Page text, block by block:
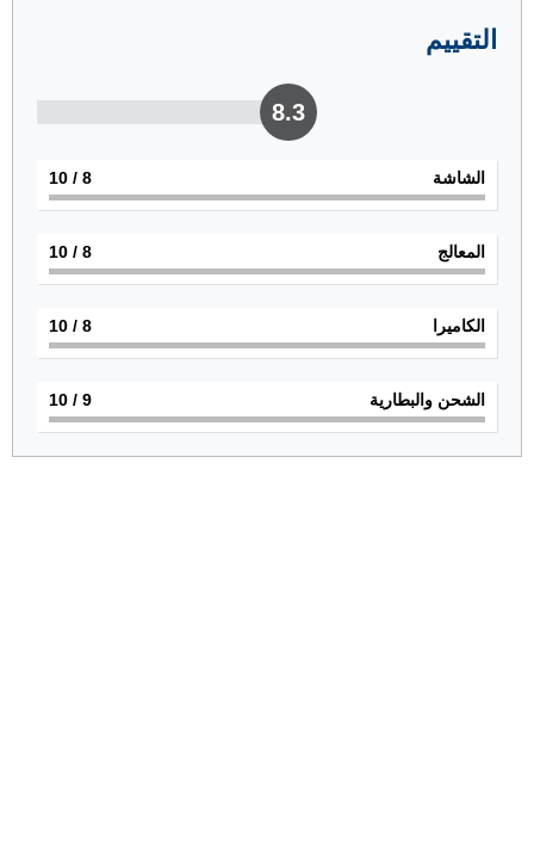
التقييم
8.3
الشاشة 8
/ 10
المعالج 8
/ 10
الكاميرا 8
/ 10
الشحن والبطارية 9
/ 10